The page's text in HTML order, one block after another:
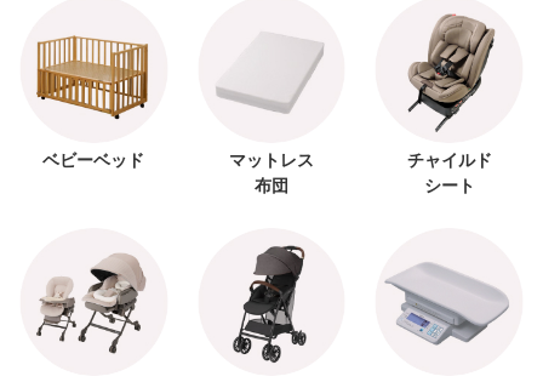
ベビーベッド
マットレス
布団
チャイルド
シート